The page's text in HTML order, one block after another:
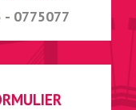
- 0775077